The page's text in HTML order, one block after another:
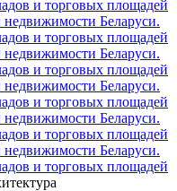
и торговых площадей
Беларуси.
и торговых площадей
Беларуси.
и торговых площадей
Беларуси.
и торговых площадей
Беларуси.
и торговых площадей
Беларуси.
и торговых площадей